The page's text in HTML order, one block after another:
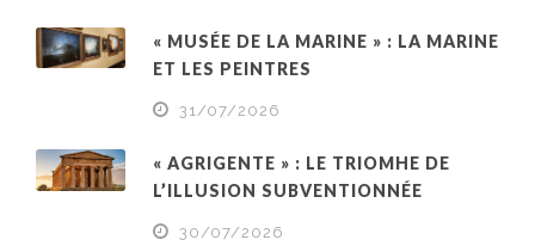
« MUSÉE DE LA MARINE » : LA MARINE
ET LES PEINTRES
31/07/2026
« AGRIGENTE » : LE TRIOMHE DE
L’ILLUSION SUBVENTIONNÉE
30/07/2026